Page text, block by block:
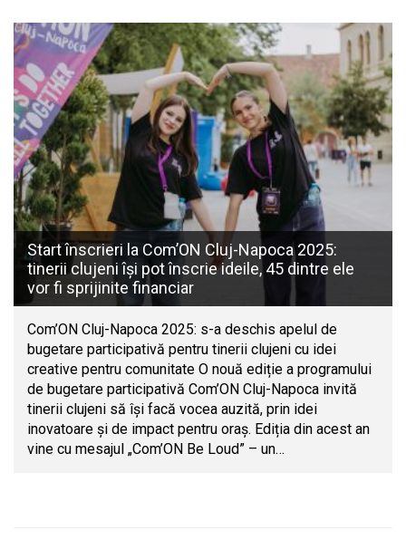
Start înscrieri la Com’ON Cluj-Napoca 2025:
tinerii clujeni își pot înscrie ideile, 45 dintre ele
vor fi sprijinite financiar
Com’ON Cluj-Napoca 2025: s-a deschis apelul de
bugetare participativă pentru tinerii clujeni cu idei
creative pentru comunitate O nouă ediție a programului
de bugetare participativă Com’ON Cluj-Napoca invită
tinerii clujeni să își facă vocea auzită, prin idei
inovatoare și de impact pentru oraș. Ediția din acest an
vine cu mesajul „Com’ON Be Loud” – un…